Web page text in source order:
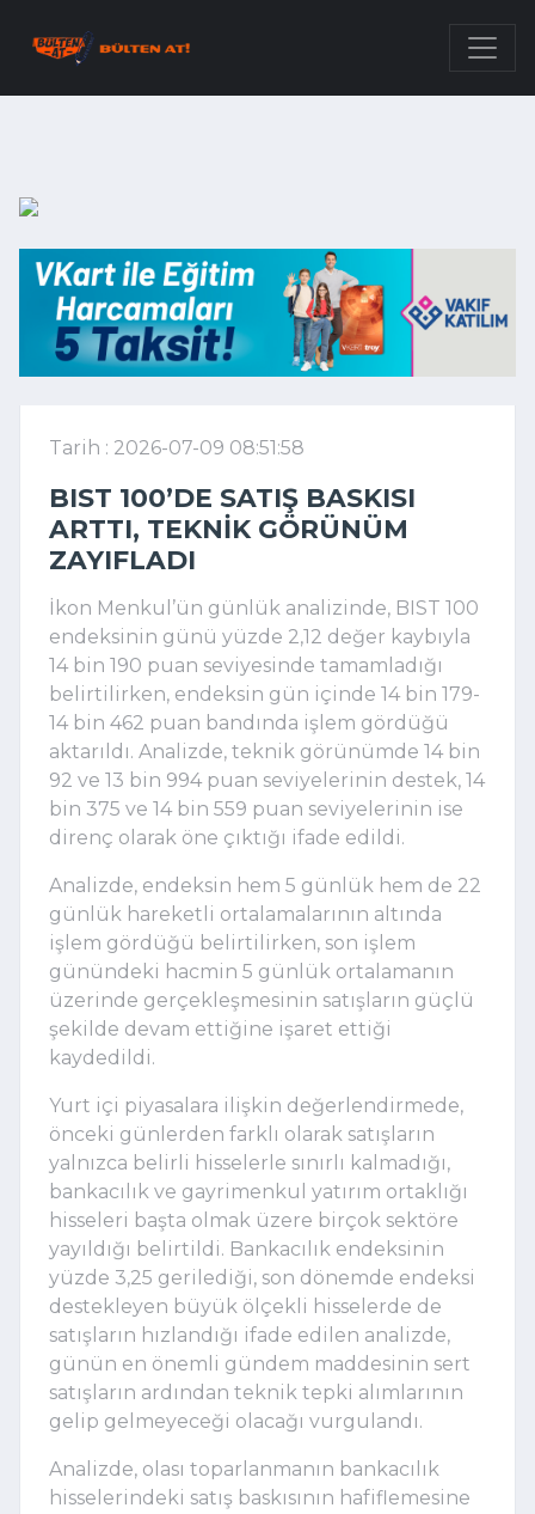
Tarih : 2026-07-09 08:51:58
BIST 100’DE SATIŞ BASKISI
ARTTI, TEKNIK GÖRÜNÜM
ZAYIFLADI
İkon Menkul’ün günlük analizinde, BIST 100
endeksinin günü yüzde 2,12 değer kaybıyla
14 bin 190 puan seviyesinde tamamladığı
belirtilirken, endeksin gün içinde 14 bin 179-
14 bin 462 puan bandında işlem gördüğü
aktarıldı. Analizde, teknik görünümde 14 bin
92 ve 13 bin 994 puan seviyelerinin destek, 14
bin 375 ve 14 bin 559 puan seviyelerinin ise
direnç olarak öne çıktığı ifade edildi.
Analizde, endeksin hem 5 günlük hem de 22
günlük hareketli ortalamalarının altında
işlem gördüğü belirtilirken, son işlem
günündeki hacmin 5 günlük ortalamanın
üzerinde gerçekleşmesinin satışların güçlü
şekilde devam ettiğine işaret ettiği
kaydedildi.
Yurt içi piyasalara ilişkin değerlendirmede,
önceki günlerden farklı olarak satışların
yalnızca belirli hisselerle sınırlı kalmadığı,
bankacılık ve gayrimenkul yatırım ortaklığı
hisseleri başta olmak üzere birçok sektöre
yayıldığı belirtildi. Bankacılık endeksinin
yüzde 3,25 gerilediği, son dönemde endeksi
destekleyen büyük ölçekli hisselerde de
satışların hızlandığı ifade edilen analizde,
günün en önemli gündem maddesinin sert
satışların ardından teknik tepki alımlarının
gelip gelmeyeceği olacağı vurgulandı.
Analizde, olası toparlanmanın bankacılık
hisselerindeki satış baskısının hafiflemesine